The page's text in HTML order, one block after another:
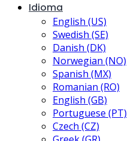
Idioma
English (US)
Swedish (SE)
Danish (DK)
Norwegian (NO)
Spanish (MX)
Romanian (RO)
English (GB)
Portuguese (PT)
Czech (CZ)